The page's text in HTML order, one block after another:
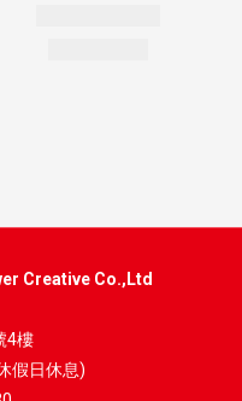
Creative Co.,Ltd
4樓
假日休息)